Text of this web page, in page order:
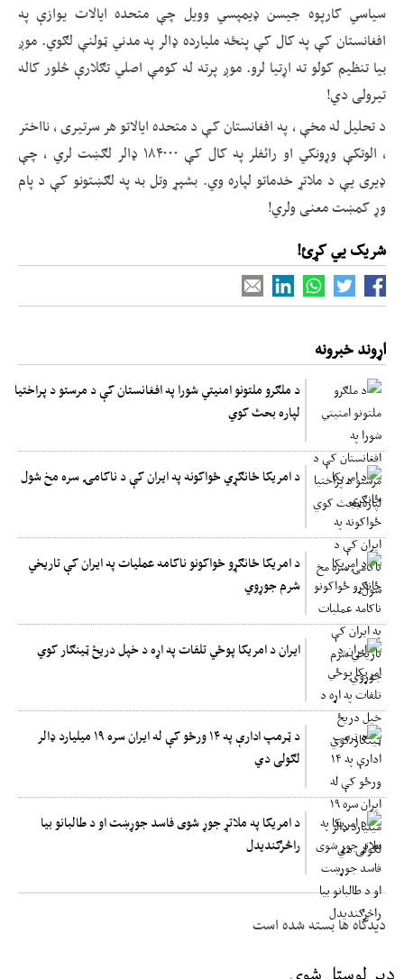
سیاسي کارپوه جیسن ډیمپسي وویل چې متحده ایالات یوازې په
افغانستان کې په کال کې پنځه ملیارده ډالر په مدني ټولنې لګوي. موږ
بیا تنظیم کولو ته اړتیا لرو. موږ پرته له کومې اصلي تګلارې څلور کاله
تیرولی دي!
د تحلیل له مخې ، په افغانستان کې د متحده ایالاتو هر سرتیری ، نااختر
، الوتکې وړونکي او رائفلر په کال کې ۱۸۴۰۰۰ ډالر لګښت لري ، چې
ډیری یې د ملاتړ خدماتو لپاره وي. بشپړ وتل به په لګښتونو کې د پام
وړ کمښت معنی ولري!
شریک یي کړئ!
اړوند خبرونه
د ملګرو ملتونو امنیتي شورا په افغانستان کې د مرستو د پراختیا
لپاره بحث کوي
د امریکا ځانګړي ځواکونه په ایران کې د ناکامۍ سره مخ شول
د امریکا ځانګړو ځواکونو ناکامه عملیات په ایران کې تاریخي
شرم جوړوي
ایران د امریکا پوځي تلفات په اړه د خپل دریځ ټینګار کوي
د ټرمپ ادارې په ۱۴ ورځو کې له ایران سره ۱۹ میلیارد ډالر
لګولی دي
د امریکا په ملاتړ جوړ شوی فاسد جوړښت او د طالبانو بیا
راڅرګندیدل
دیدگاه ها بسته شده است